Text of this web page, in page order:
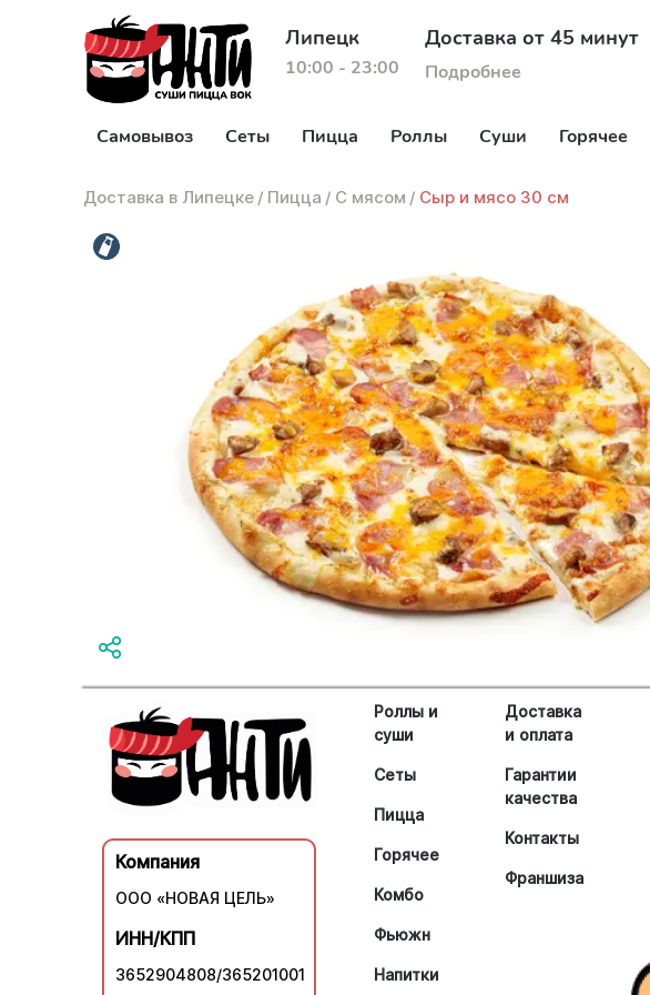
Липецк
10:00 - 23:00
Доставка от 45 минут
Подробнее
Самовывоз Сеты Пицца Роллы Суши Горячее
Доставка в Липецке / Пицца / С мясом / Сыр и мясо 30 см
Компания
ООО «НОВАЯ ЦЕЛЬ»
ИНН/КПП
3652904808/365201001
Роллы и
суши
Сеты
Пицца
Горячее
Комбо
Фьюжн
Напитки
Доставка
и оплата
Гарантии
качества
Контакты
Франшиза